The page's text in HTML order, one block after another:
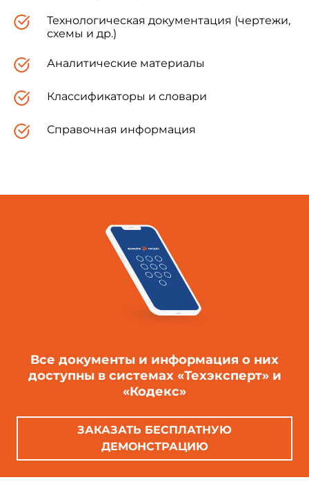
Технологическая документация (чертежи,
схемы и др.)
Аналитические материалы
Классификаторы и словари
Справочная информация
Все документы и информация о них
доступны в системах «Техэксперт» и
«Кодекс»
ЗАКАЗАТЬ БЕСПЛАТНУЮ
ДЕМОНСТРАЦИЮ